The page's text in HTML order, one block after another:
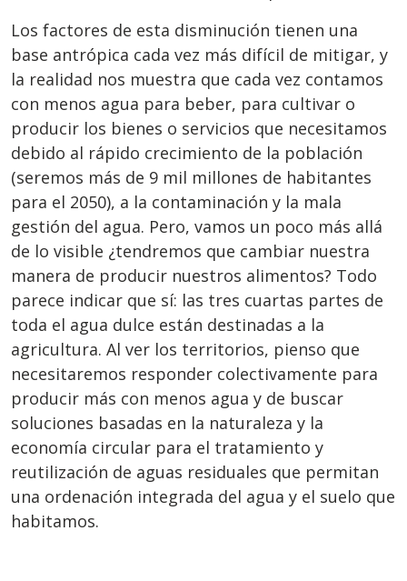
Los factores de esta disminución tienen una
base antrópica cada vez más difícil de mitigar, y
la realidad nos muestra que cada vez contamos
con menos agua para beber, para cultivar o
producir los bienes o servicios que necesitamos
debido al rápido crecimiento de la población
(seremos más de 9 mil millones de habitantes
para el 2050), a la contaminación y la mala
gestión del agua. Pero, vamos un poco más allá
de lo visible ¿tendremos que cambiar nuestra
manera de producir nuestros alimentos? Todo
parece indicar que sí: las tres cuartas partes de
toda el agua dulce están destinadas a la
agricultura. Al ver los territorios, pienso que
necesitaremos responder colectivamente para
producir más con menos agua y de buscar
soluciones basadas en la naturaleza y la
economía circular para el tratamiento y
reutilización de aguas residuales que permitan
una ordenación integrada del agua y el suelo que
habitamos.